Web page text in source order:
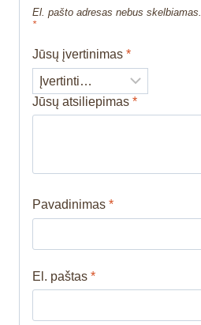
El. pašto adresas nebus skelbiamas.
*
Jūsų įvertinimas *
Jūsų atsiliepimas *
Pavadinimas *
El. paštas *